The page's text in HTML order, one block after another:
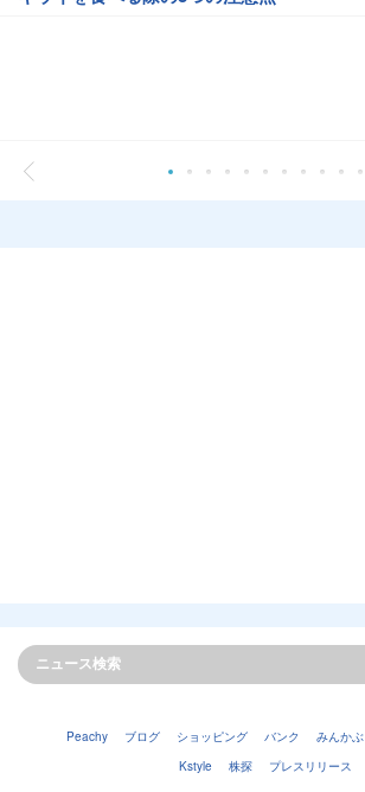
Peachy ブログ ショッピング バンク みんかぶ
Kstyle
株探 プレスリリース